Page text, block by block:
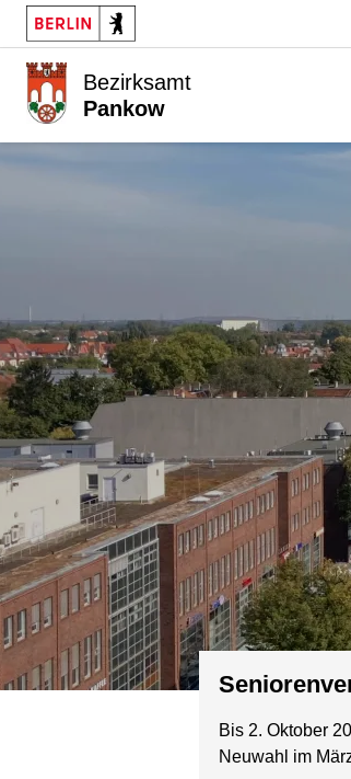
Bezirksamt
Pankow
Bis 2. Oktober
Neuwahl im